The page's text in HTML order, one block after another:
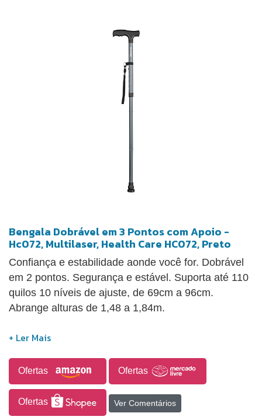
Bengala Dobrável em 3 Pontos com Apoio -
Hc072, Multilaser, Health Care HC072, Preto
Confiança e estabilidade aonde você for. Dobrável
em 2 pontos. Segurança e estável. Suporta até 110
quilos 10 níveis de ajuste, de 69cm a 96cm.
Abrange alturas de 1,48 a 1,84m.
Ofertas Ofertas
Ofertas Ver Comentários